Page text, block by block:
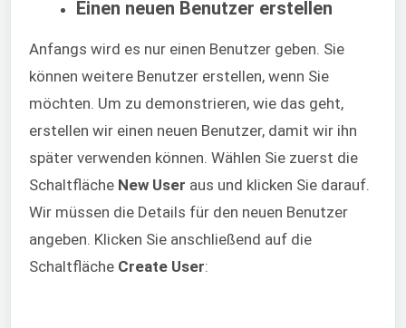
Einen neuen Benutzer erstellen
Anfangs wird es nur einen Benutzer geben. Sie
können weitere Benutzer erstellen, wenn Sie
möchten. Um zu demonstrieren, wie das geht,
erstellen wir einen neuen Benutzer, damit wir ihn
später verwenden können. Wählen Sie zuerst die
Schaltfläche New User aus und klicken Sie darauf.
Wir müssen die Details für den neuen Benutzer
angeben. Klicken Sie anschließend auf die
Schaltfläche Create User: